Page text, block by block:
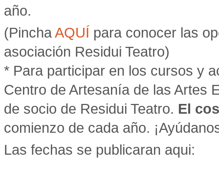
año.
(PinchaAQUÍ para conocer las
asociación Residui Teatro)
* Para participar en los cursos y
Centro de Artesanía de las Artes
de socio de Residui Teatro. El
comienzo de cada año.
Las fechas se publicaran aqui: